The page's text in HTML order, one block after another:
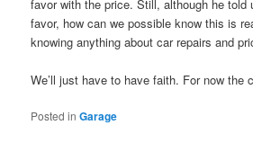
favor with the price. Still, although he told
favor, how can we possible know this is
knowing anything about car repairs and
We’ll just have to have faith. For now the
Posted in Garage